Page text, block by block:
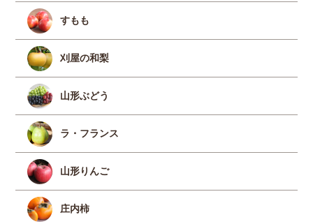
すもも
刈屋の和梨
山形ぶどう
ラ・フランス
山形りんご
庄内柿